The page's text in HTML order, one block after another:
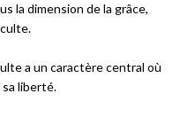
la dimension de la grâce,
a un caractère central où
sa liberté.